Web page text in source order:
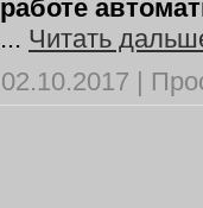
работе
... Читать
02.10.2017 |